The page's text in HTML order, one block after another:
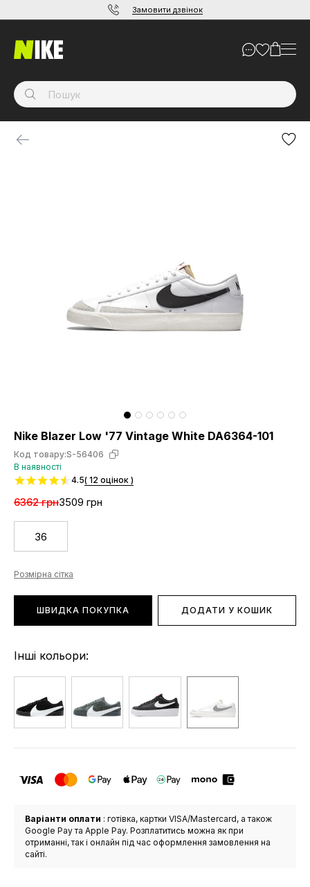
Замовити дзвінок
Nike Blazer Low '77 Vintage White DA6364-101
Код товару:S-56406
В наявності
4.5( 12 оцінок )
6362 грн3509 грн
36
Розмірна сітка
ШВИДКА ПОКУПКА ДОДАТИ У КОШИК
Інші кольори:
Варіанти оплати : готівка, картки VISA/Mastercard, а також
Google Pay та Apple Pay. Розплатитись можна як при
отриманні, так і онлайн під час оформлення замовлення на
сайті.